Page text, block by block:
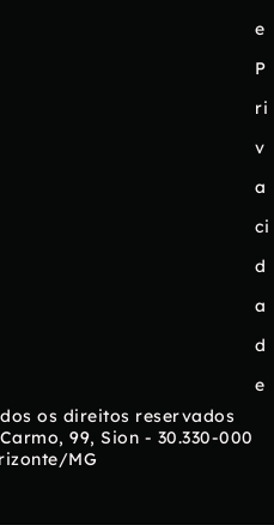
e
P
ri
v
a
ci
d
a
d
e
os direitos reservados
99, Sion - 30.330-000
MG